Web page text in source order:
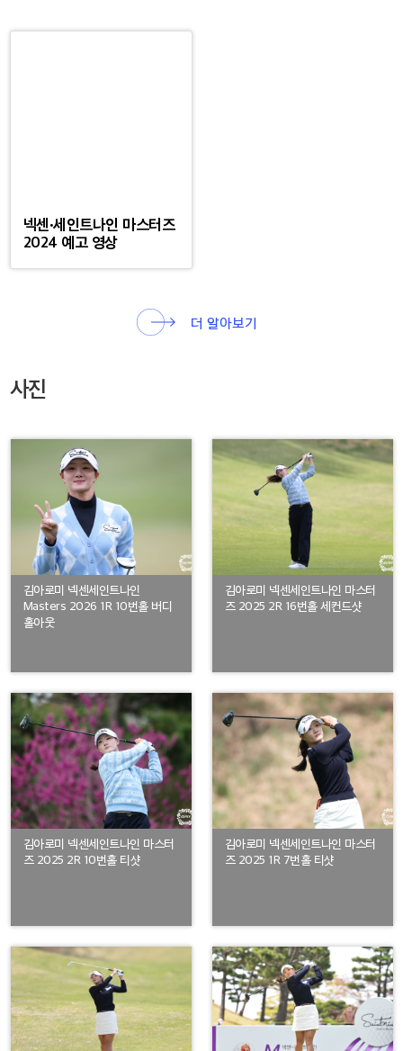
넥센·세인트나인 마스터즈
2024 예고 영상
더 알아보기
사진
김아로미 넥센세인트나인
Masters 2026 1R 10번홀 버디
홀아웃
김아로미 넥센세인트나인 마스터
즈 2025 2R 16번홀 세컨드샷
김아로미 넥센세인트나인 마스터
즈 2025 2R 10번홀 티샷
김아로미 넥센세인트나인 마스터
즈 2025 1R 7번홀 티샷